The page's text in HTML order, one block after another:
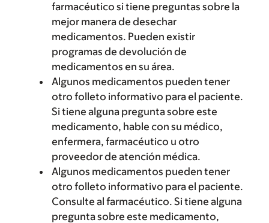
farmacéutico si tiene preguntas sobre la
mejor manera de desechar
medicamentos. Pueden existir
programas de devolución de
medicamentos en su área.
Algunos medicamentos pueden tener
otro folleto informativo para el paciente.
Si tiene alguna pregunta sobre este
medicamento, hable con su médico,
enfermera, farmacéutico u otro
proveedor de atención médica.
Algunos medicamentos pueden tener
otro folleto informativo para el paciente.
Consulte al farmacéutico. Si tiene alguna
pregunta sobre este medicamento,